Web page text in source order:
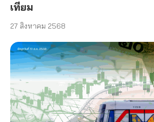
เทียม
27 สิงหาคม 2568